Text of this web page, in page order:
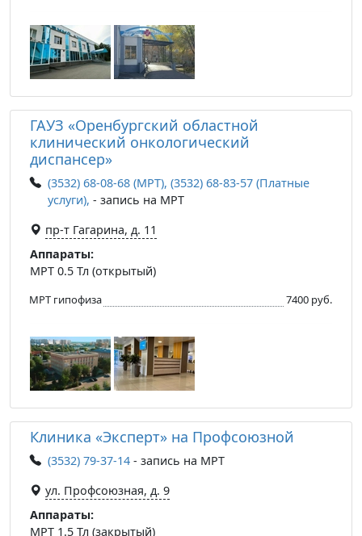
ГАУЗ «Оренбургский областной
клинический онкологический
диспансер»
(3532) 68-08-68 (МРТ), (3532) 68-83-57 (Платные
услуги), - запись на МРТ
пр-т Гагарина, д. 11
Аппараты:
МРТ 0.5 Тл (открытый)
МРТ гипофиза 7400 руб.
Клиника «Эксперт» на Профсоюзной
(3532) 79-37-14 - запись на МРТ
ул. Профсоюзная, д. 9
Аппараты:
МРТ 1.5 Тл (закрытый)